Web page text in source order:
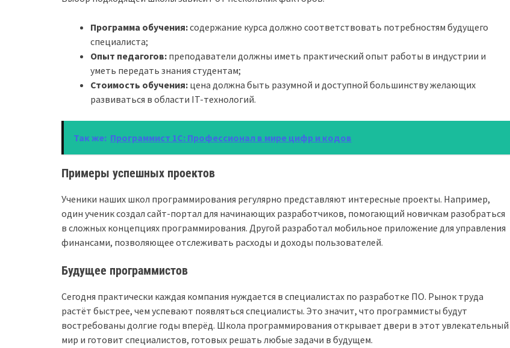
Программа обучения:содержание курса должно соответствовать потребностям будущего
специалиста;
Опыт педагогов: преподаватели должны иметь практический опыт работы в индустрии и
уметь передать знания студентам;
Стоимость обучения: цена должна быть разумной и доступной большинству желающих
развиваться в области IT-технологий.
Так же: Программист 1С: Профессионал в мире цифр и кодов
Примеры успешных проектов
Ученики наших школ программирования регулярно представляют интересные проекты. Например,
один ученик создал сайт-портал для начинающих разработчиков, помогающий новичкам разобраться
в сложных концепциях программирования. Другой разработал мобильное приложение для управления
финансами, позволяющее отслеживать расходы и доходы пользователей.
Будущее программистов
Сегодня практически каждая компания нуждается в специалистах по разработке ПО. Рынок труда
растёт быстрее, чем успевают появляться специалисты. Это значит, что программисты будут
востребованы долгие годы вперёд. Школа программирования открывает двери в этот увлекательный
мир и готовит специалистов, готовых решать любые задачи в будущем.